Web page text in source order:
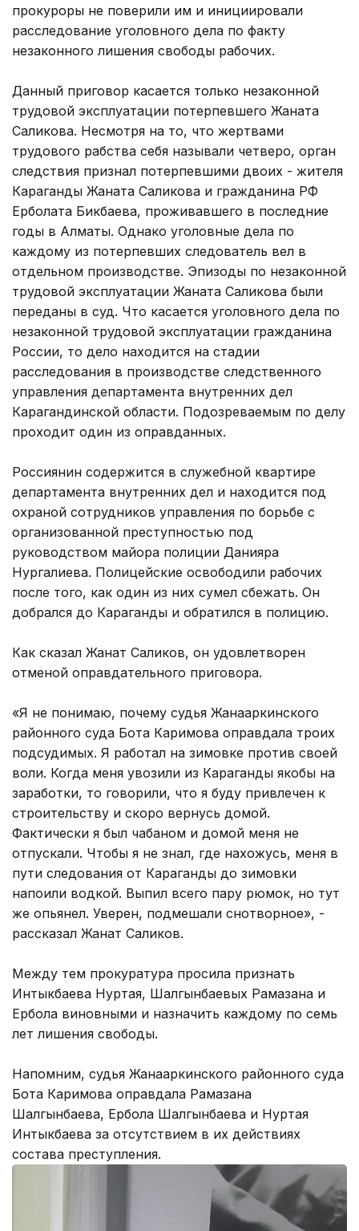
прокуроры не поверили им и инициировали
расследование уголовного дела по факту
незаконного лишения свободы рабочих.
Данный приговор касается только незаконной
трудовой эксплуатации потерпевшего Жаната
Саликова. Несмотря на то, что жертвами
трудового рабства себя называли четверо, орган
следствия признал потерпевшими двоих - жителя
Караганды Жаната Саликова и гражданина РФ
Ерболата Бикбаева, проживавшего в последние
годы в Алматы. Однако уголовные дела по
каждому из потерпевших следователь вел в
отдельном производстве. Эпизоды по незаконной
трудовой эксплуатации Жаната Саликова были
переданы в суд. Что касается уголовного дела по
незаконной трудовой эксплуатации гражданина
России, то дело находится на стадии
расследования в производстве следственного
управления департамента внутренних дел
Карагандинской области. Подозреваемым по делу
проходит один из оправданных.
Россиянин содержится в служебной квартире
департамента внутренних дел и находится под
охраной сотрудников управления по борьбе с
организованной преступностью под
руководством майора полиции Данияра
Нургалиева. Полицейские освободили рабочих
после того, как один из них сумел сбежать. Он
добрался до Караганды и обратился в полицию.
Как сказал Жанат Саликов, он удовлетворен
отменой оправдательного приговора.
«Я не понимаю, почему судья Жанааркинского
районного суда Бота Каримова оправдала троих
подсудимых. Я работал на зимовке против своей
воли. Когда меня увозили из Караганды якобы на
заработки, то говорили, что я буду привлечен к
строительству и скоро вернусь домой.
Фактически я был чабаном и домой меня не
отпускали. Чтобы я не знал, где нахожусь, меня в
пути следования от Караганды до зимовки
напоили водкой. Выпил всего пару рюмок, но тут
же опьянел. Уверен, подмешали снотворное», -
рассказал Жанат Саликов.
Между тем прокуратура просила признать
Интыкбаева Нуртая, Шалгынбаевых Рамазана и
Ербола виновными и назначить каждому по семь
лет лишения свободы.
Напомним, судья Жанааркинского районного суда
Бота Каримова оправдала Рамазана
Шалгынбаева, Ербола Шалгынбаева и Нуртая
Интыкбаева за отсутствием в их действиях
состава преступления.